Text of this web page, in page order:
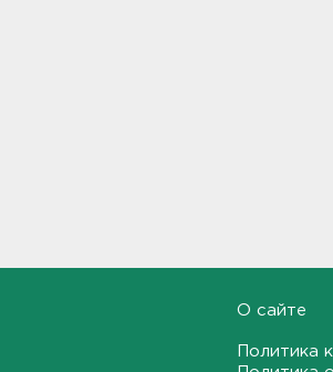
включить защиту трасс от
БПЛА в перечень
О сайте
Политика